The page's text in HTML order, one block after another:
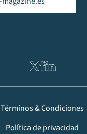
Términos & Condiciones
Política de privacidad